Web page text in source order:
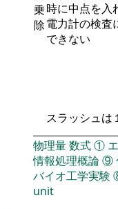
乗
除
時に中点を入
電力計の検査
できない
スラッシュは
物理量数式①
情報処理概論⑨
バイオ工学実験
unit